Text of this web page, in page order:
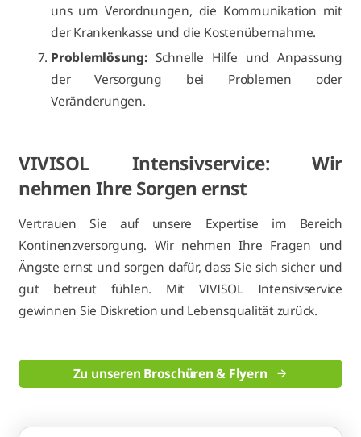
uns um Verordnungen, die Kommunikation mit
der Krankenkasse und die Kostenübernahme.
Problemlösung:Schnelle Hilfe und Anpassung
der Versorgung bei Problemen oder
Veränderungen.
VIVISOL Intensivservice: Wir
nehmen Ihre Sorgen ernst
Vertrauen Sie auf unsere Expertise im Bereich
Kontinenzversorgung. Wir nehmen Ihre Fragen und
Ängste ernst und sorgen dafür, dass Sie sich sicher und
gut betreut fühlen. Mit VIVISOL Intensivservice
gewinnen Sie Diskretion und Lebensqualität zurück.
Zu unseren Broschüren & Flyern